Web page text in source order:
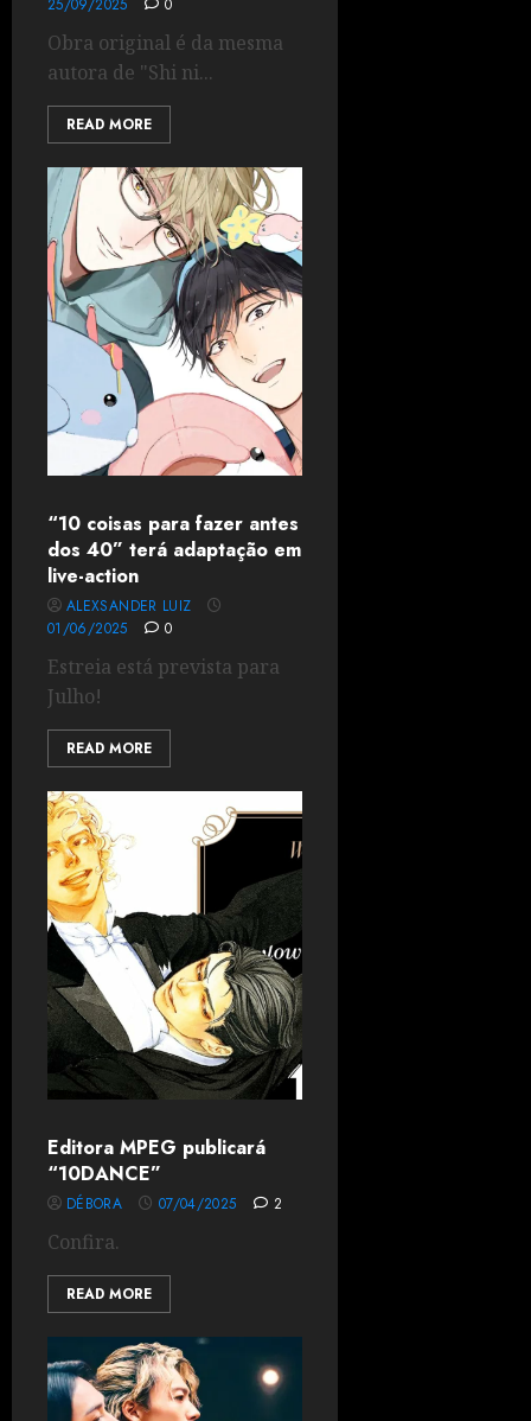
25/09/2025
0
Obra original é da mesma
autora de "Shi ni...
READ MORE
“10 coisas para fazer antes
dos 40” terá adaptação em
live-action
ALEXSANDER LUIZ
01/06/2025
0
Estreia está prevista para
Julho!
READ MORE
Editora MPEG publicará
“10DANCE”
DÉBORA 07/04/2025 2
Confira.
READ MORE